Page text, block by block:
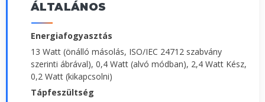
ÁLTALÁNOS
Energiafogyasztás
13 Watt (önálló másolás, ISO/IEC 24712 szabvány
szerinti ábrával), 0,4 Watt (alvó módban), 2,4 Watt Kész,
0,2 Watt (kikapcsolni)
Tápfeszültség